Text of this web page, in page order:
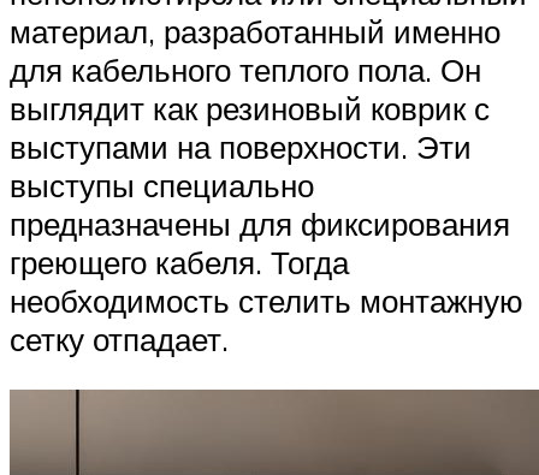
материал, разработанный именно
для кабельного теплого пола. Он
выглядит как резиновый коврик с
выступами на поверхности. Эти
выступы специально
предназначены для фиксирования
греющего кабеля. Тогда
необходимость стелить монтажную
сетку отпадает.